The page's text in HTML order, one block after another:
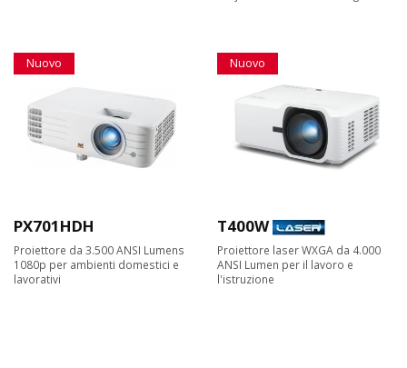
Nuovo
PX701HDH
Proiettore da 3.500 ANSI Lumens
1080p per ambienti domestici e
lavorativi
Nuovo
T400W
Proiettore laser WXGA da 4.000
ANSI Lumen per il lavoro e
l'istruzione